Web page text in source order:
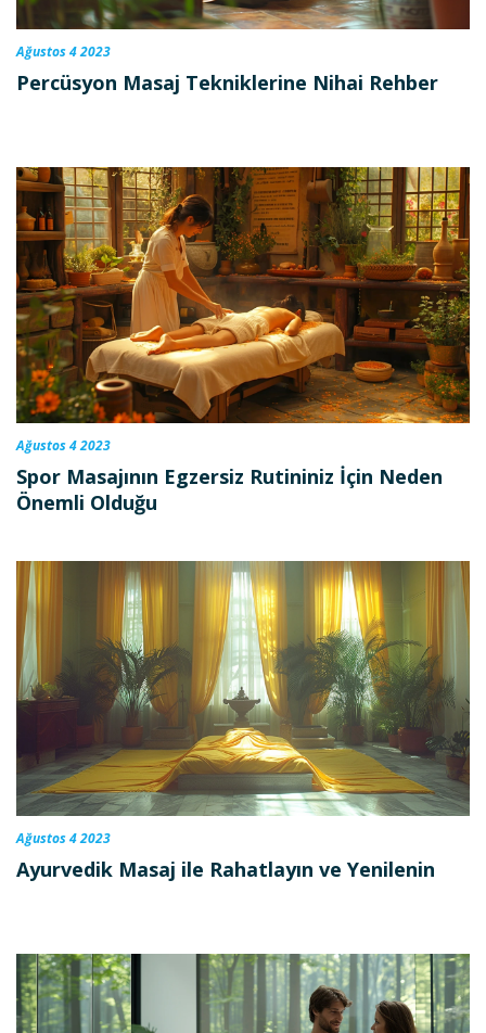
Ağustos 4 2023
Percüsyon Masaj Tekniklerine Nihai Rehber
Ağustos 4 2023
Spor Masajının Egzersiz Rutininiz İçin Neden
Önemli Olduğu
Ağustos 4 2023
Ayurvedik Masaj ile Rahatlayın ve Yenilenin